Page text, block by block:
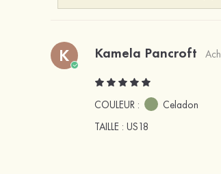
K Kamela Pancroft Acheteur vérifié
COULEUR :
Celadon
TAILLE : US18